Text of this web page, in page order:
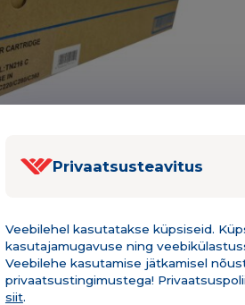
Privaatsusteavitus
Veebilehel kasutatakse küpsiseid.
kasutajamugavuse ning
Veebilehe kasutamise jätkamisel
privaatsustingimustega!
siit.
Kirjeldus & tehniline